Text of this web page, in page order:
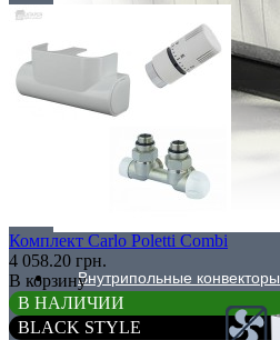
Внутрипольные конвекторы
Комплект Carlo Poletti Combi
4 058.20 грн.
В корзину
В НАЛИЧИИ
BLACK STYLE